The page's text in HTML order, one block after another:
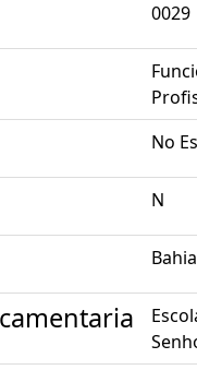
0029
No
N
Bahia